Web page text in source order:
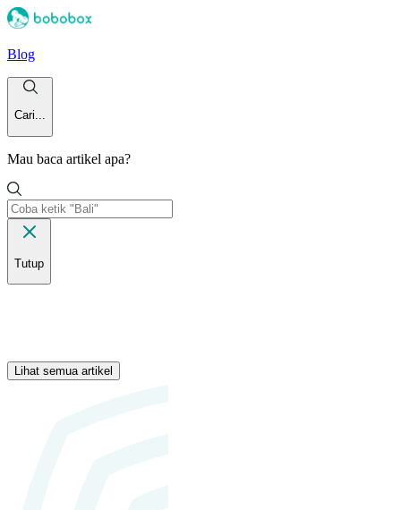
Blog
Cari...
Mau baca artikel apa?
Tutup
Lihat semua artikel